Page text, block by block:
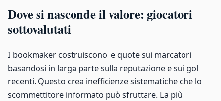
Dove si nasconde il valore: giocatori
sottovalutati
I bookmaker costruiscono le quote sui marcatori
basandosi in larga parte sulla reputazione e sui gol
recenti. Questo crea inefficienze sistematiche che lo
scommettitore informato può sfruttare. La più